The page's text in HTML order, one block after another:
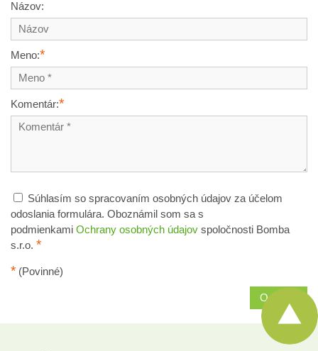
Názov:
Meno:*
Komentár:*
Súhlasím so spracovaním osobných údajov za účelom
odoslania formulára. Oboznámil som sa s
podmienkami Ochrany osobných údajov spoločnosti Bomba
s.r.o. *
* (Povinné)
Odoslať